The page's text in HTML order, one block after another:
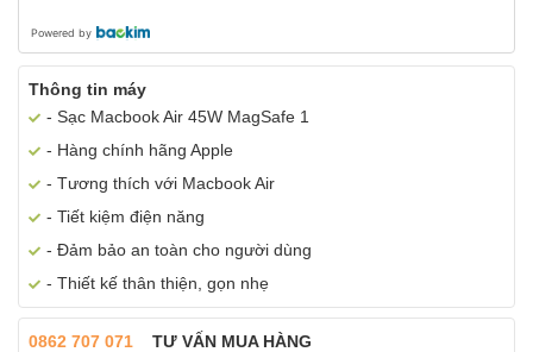
Powered by
Thông tin máy
- Sạc Macbook Air 45W MagSafe 1
- Hàng chính hãng Apple
- Tương thích với Macbook Air
- Tiết kiệm điện năng
- Đảm bảo an toàn cho người dùng
- Thiết kế thân thiện, gọn nhẹ
0862 707 071
TƯ VẤN MUA HÀNG